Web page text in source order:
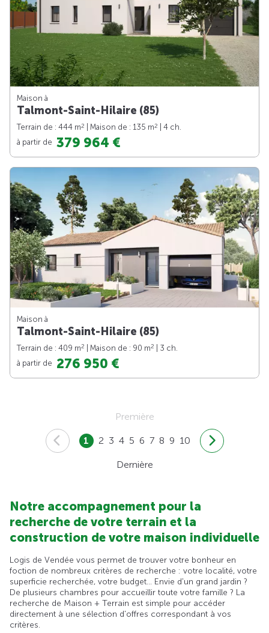
Maison à
Talmont-Saint-Hilaire (85)
Terrain de : 444 m2 | Maison de : 135 m2
| 4 ch.
à partir de 379 964 €
Maison à
Talmont-Saint-Hilaire (85)
Terrain de : 409 m2 | Maison de : 90 m2
| 3 ch.
à partir de 276 950 €
Première
1 2 3 4 5 6 7 8 9 10
Dernière
Notre accompagnement pour la
recherche de votre terrain et la
construction de votre maison individuelle
Logis de Vendée vous permet de trouver votre bonheur en
foction de nombreux critères de recherche : votre localité, votre
superficie recherchée, votre budget... Envie d'un grand jardin ?
De plusieurs chambres pour accueillir toute votre famille ? La
recherche de Maison + Terrain est simple pour accéder
directement à une sélection d'offres correspondant à vos
critères.